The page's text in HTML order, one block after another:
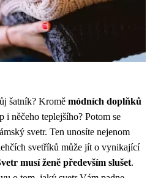
šatník? Kromě módních doplňků
i něčeho teplejšího? Potom se
svetr. Ten unosíte nejenom
svetříků může jít o vynikající
musí ženě především slušet.